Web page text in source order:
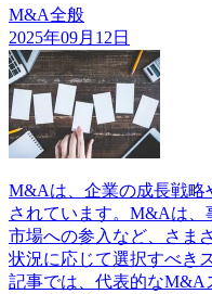
M&A全般
2025年09月12日
M&Aは、企業の成長戦略
されています。M&Aは、
市場への参入など、さま
状況に応じて選択すべき
記事では、代表的なM&A